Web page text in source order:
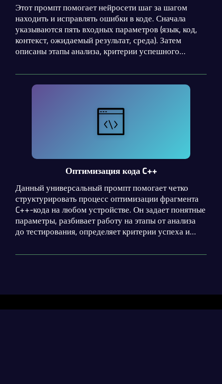
Этот промпт помогает нейросети шаг за шагом
находить и исправлять ошибки в коде. Сначала
указываются пять входных параметров (язык, код,
контекст, ожидаемый результат, среда). Затем
описаны этапы анализа, критерии успешного
ошибках.
Оптимизация кода C++
Данный универсальный промпт помогает четко
структурировать процесс оптимизации фрагмента
C++-кода на любом устройстве. Он задает понятные
параметры, разбивает работу на этапы от анализа
до тестирования, определяет критерии успеха и
качественный результат.
Разделы